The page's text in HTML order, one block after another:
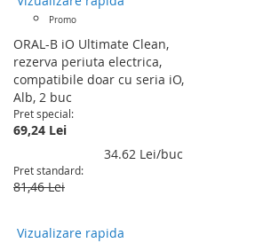
Promo
ORAL-B iO Ultimate Clean,
rezerva periuta electrica,
compatibile doar cu seria iO,
Alb, 2 buc
Pret special
69,24 Lei
34.62 Lei/buc
Pret standard
81,46 Lei
Vizualizare rapida